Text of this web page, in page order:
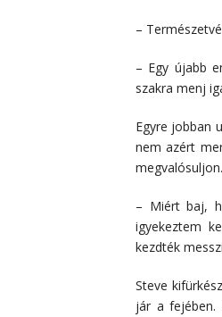
–
– Egy újabb
szakra menj
Egyre jobban
nem azért
– Miért baj,
igyekeztem
kezdték
Steve
jár a fejében.